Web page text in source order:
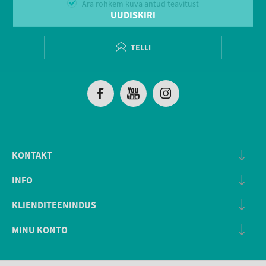
UUDISKIRI
TELLI
KONTAKT
INFO
KLIENDITEENINDUS
MINU KONTO
Ära rohkem kuva antud teavitust